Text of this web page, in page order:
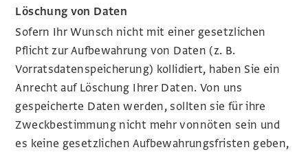
Löschung von Daten
Sofern Ihr Wunsch nicht mit einer gesetzlichen
Pflicht zur Aufbewahrung von Daten (z. B.
Vorratsdatenspeicherung) kollidiert, haben Sie ein
Anrecht auf Löschung Ihrer Daten. Von uns
gespeicherte Daten werden, sollten sie für ihre
Zweckbestimmung nicht mehr vonnöten sein und
es keine gesetzlichen Aufbewahrungsfristen geben,